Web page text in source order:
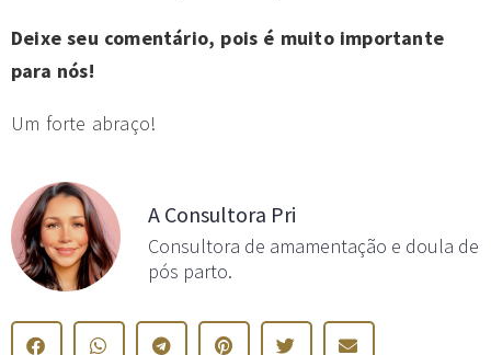
Deixe seu comentário, pois é muito importante
para nós!
Um forte abraço!
A Consultora Pri
Consultora de amamentação e doula de
pós parto.